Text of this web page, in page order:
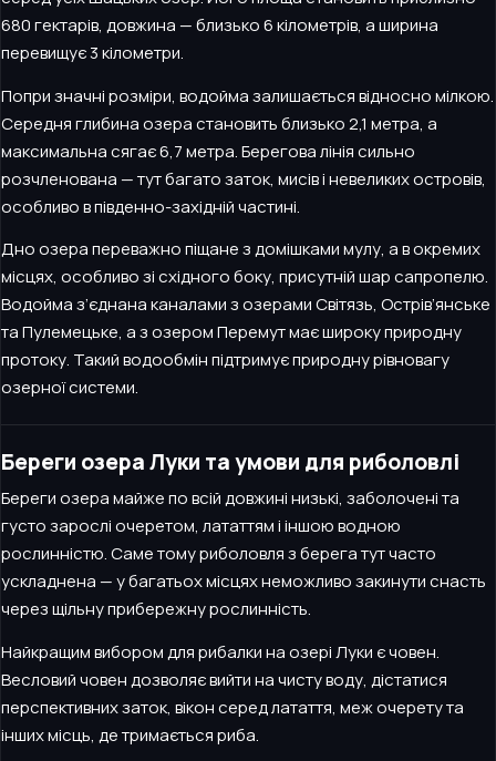
680 гектарів, довжина — близько 6 кілометрів, а ширина
перевищує 3 кілометри.
Попри значні розміри, водойма залишається відносно мілкою.
Середня глибина озера становить близько 2,1 метра, а
максимальна сягає 6,7 метра. Берегова лінія сильно
розчленована — тут багато заток, мисів і невеликих островів,
особливо в південно-західній частині.
Дно озера переважно піщане з домішками мулу, а в окремих
місцях, особливо зі східного боку, присутній шар сапропелю.
Водойма з’єднана каналами з озерами Світязь, Острів’янське
та Пулемецьке, а з озером Перемут має широку природну
протоку. Такий водообмін підтримує природну рівновагу
озерної системи.
Береги озера Луки та умови для риболовлі
Береги озера майже по всій довжині низькі, заболочені та
густо зарослі очеретом, лататтям і іншою водною
рослинністю. Саме тому риболовля з берега тут часто
ускладнена — у багатьох місцях неможливо закинути снасть
через щільну прибережну рослинність.
Найкращим вибором для рибалки на озері Луки є човен.
Весловий човен дозволяє вийти на чисту воду, дістатися
перспективних заток, вікон серед латаття, меж очерету та
інших місць, де тримається риба.